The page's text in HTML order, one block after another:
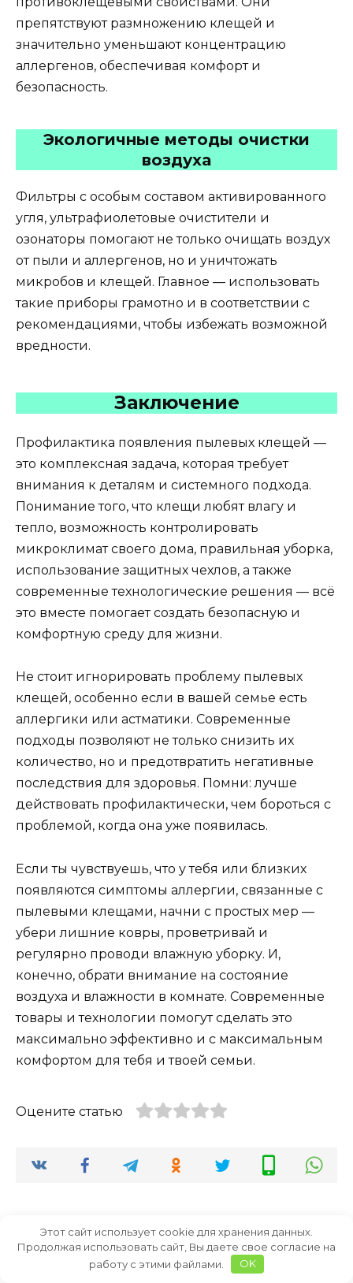
препятствуют размножению клещей и
значительно уменьшают концентрацию
аллергенов, обеспечивая комфорт и
безопасность.
Экологичные методы очистки
воздуха
Фильтры с особым составом активированного
угля, ультрафиолетовые очистители и
озонаторы помогают не только очищать воздух
от пыли и аллергенов, но и уничтожать
микробов и клещей. Главное — использовать
такие приборы грамотно и в соответствии с
рекомендациями, чтобы избежать возможной
вредности.
Заключение
Профилактика появления пылевых клещей —
это комплексная задача, которая требует
внимания к деталям и системного подхода.
Понимание того, что клещи любят влагу и
тепло, возможность контролировать
микроклимат своего дома, правильная уборка,
использование защитных чехлов, а также
современные технологические решения — всё
это вместе помогает создать безопасную и
комфортную среду для жизни.
Не стоит игнорировать проблему пылевых
клещей, особенно если в вашей семье есть
аллергики или астматики. Современные
подходы позволяют не только снизить их
количество, но и предотвратить негативные
последствия для здоровья. Помни: лучше
действовать профилактически, чем бороться с
проблемой, когда она уже появилась.
Если ты чувствуешь, что у тебя или близких
появляются симптомы аллергии, связанные с
пылевыми клещами, начни с простых мер —
убери лишние ковры, проветривай и
регулярно проводи влажную уборку. И,
конечно, обрати внимание на состояние
воздуха и влажности в комнате. Современные
товары и технологии помогут сделать это
максимально эффективно и с максимальным
комфортом для тебя и твоей семьи.
Оцените статью
Комментарии закрыты.
Злата Михеева автор 05/07/2026 в 13:34
Этот сайт использует cookie для хранения данных.
Продолжая использовать сайт, Вы даете свое согласие на
работу с этими файлами.
OK